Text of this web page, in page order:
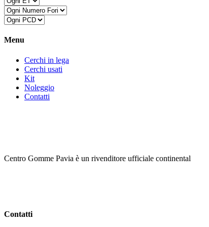
Menu
Cerchi in lega
Cerchi usati
Kit
Noleggio
Contatti
Centro Gomme Pavia è un rivenditore ufficiale continental
Contatti